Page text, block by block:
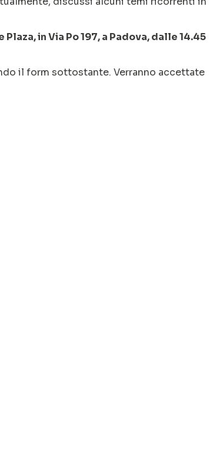
in Via Po 197, a Padova, dalle 14.45
il form sottostante. Verranno accettate